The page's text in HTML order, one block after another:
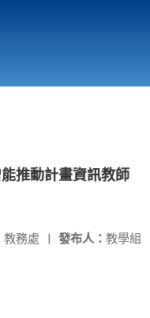
推動計畫資訊教師
發布人： 教學組
教務處 |